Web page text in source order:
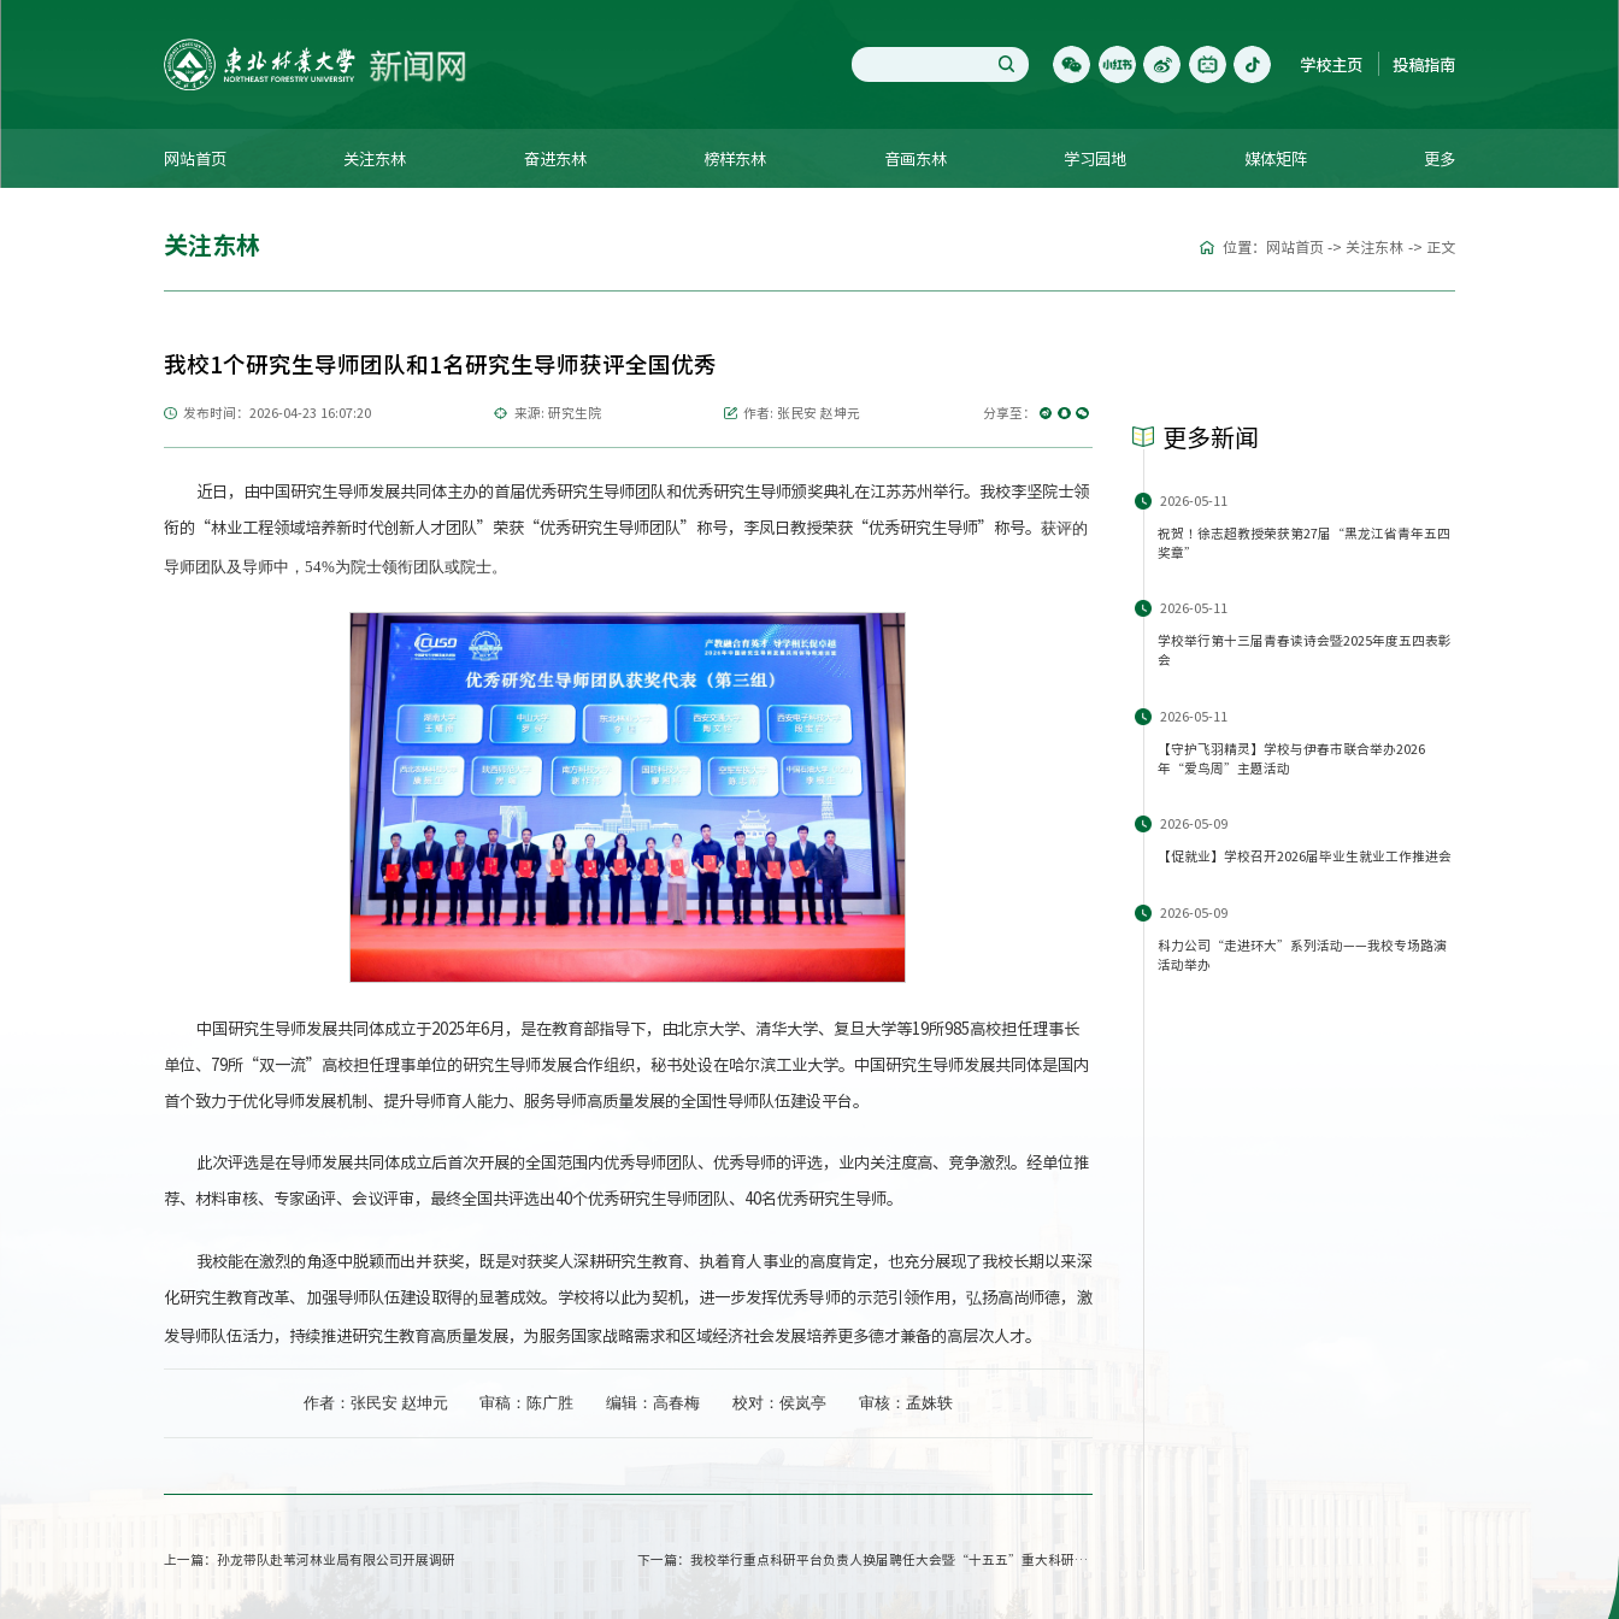
学校主页 投稿指南
网站首页 关注东林 奋进东林 榜样东林 音画东林 学习园地 媒体矩阵 更多
关注东林 位置： 网站首页-> 关注东林 -> 正文
我校1个研究生导师团队和1名研究生导师获评全国优秀
发布时间：2026-04-23 16:07:20 来源: 研究生院 作者: 张民安 赵坤元 分享至：
近日，由中国研究生导师发展共同体主办的首届优秀研究生导师团队和优秀研究生导师颁奖典礼在江苏苏州举行。我校李坚院士领
衔的“林业工程领域培养新时代创新人才团队”荣获“优秀研究生导师团队”称号，李凤日教授荣获“优秀研究生导师”称号。 获评的
导师团队及导师中，54%为院士领衔团队或院士。
中国研究生导师发展共同体成立于2025年6月，是在教育部指导下，由北京大学、清华大学、复旦大学等19所985高校担任理事长
单位、79所“双一流”高校担任理事单位的研究生导师发展合作组织，秘书处设在哈尔滨工业大学。中国研究生导师发展共同体是国内
首个致力于优化导师发展机制、提升导师育人能力、服务导师高质量发展的全国性导师队伍建设平台。
此次评选是在导师发展共同体成立后首次开展的全国范围内优秀导师团队、优秀导师的评选，业内关注度高、竞争激烈。经单位推
荐、材料审核、专家函评、会议评审，最终全国共评选出40个优秀研究生导师团队、40名优秀研究生导师。
我校能在激烈的角逐中脱颖而出并获奖，既是对获奖人深耕研究生教育、执着育人事业的高度肯定，也充分展现了我校长期以来深
化研究生教育改革、加强导师队伍建设取得的 显著成效。学校将以此为契机，进一步发挥优秀导师的示范引领作用，弘扬高尚师德，激
发导师队伍活力，持续推进研究生教育高质量发展，为服务国家战略需求和区域经济社会发展培养更多德才兼备的高层次人才。
作者：张民安 赵坤元 审稿：陈广胜 编辑：高春梅 校对：侯岚亭 审核：孟姝轶
上一篇： 孙龙带队赴苇河林业局有限公司开展调研 下一篇： 我校举行重点科研平台负责人换届聘任大会暨“十五五”重大科研项目筹划交流研讨会
更多新闻
2026-05-11
祝贺！徐志超教授荣获第27届“黑龙江省青年五四
奖章”
2026-05-11
学校举行第十三届青春读诗会暨2025年度五四表彰
会
2026-05-11
【守护飞羽精灵】学校与伊春市联合举办2026
年“爱鸟周”主题活动
2026-05-09
【促就业】学校召开2026届毕业生就业工作推进会
2026-05-09
科力公司“走进环大”系列活动——我校专场路演
活动举办